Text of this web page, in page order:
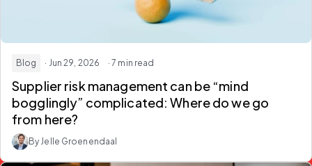
Blog · Jun 29, 2026 · 7 min read
Supplier risk management can be “mind
bogglingly” complicated:Where do we go
from here?
By Jelle Groenendaal